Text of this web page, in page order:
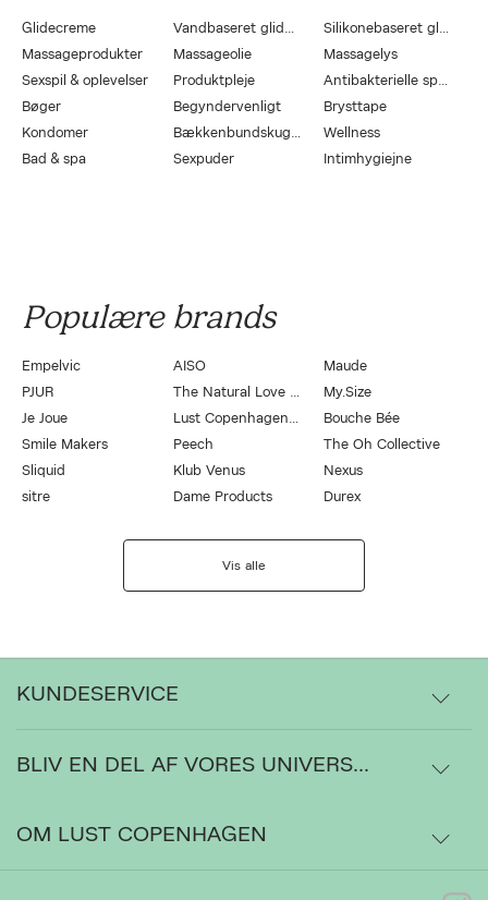
Glidecreme Vandbaseret glidecreme
Silikonebaseret glidecreme
Massageprodukter
Massageolie
Massagelys
Sexspil & oplevelser
Produktpleje
Antibakterielle sprays
Bøger
Begyndervenligt
Brysttape
Kondomer
Bækkenbundskugler
Wellness
Bad & spa
Sexpuder Intimhygiejne
Populære brands
Empelvic AISO
Maude
PJUR
The Natural Love Company
My.Size
Je Joue
Lust Copenhagen by Magasin
Bouche Bée
Smile Makers
Peech
The Oh Collective
Sliquid
Klub Venus
Nexus
sitre
Dame Products Durex
Vis alle
KUNDESERVICE
Levering
Ordrestatus
BLIV EN DEL AF VORES UNIVERS...
OM LUST COPENHAGEN